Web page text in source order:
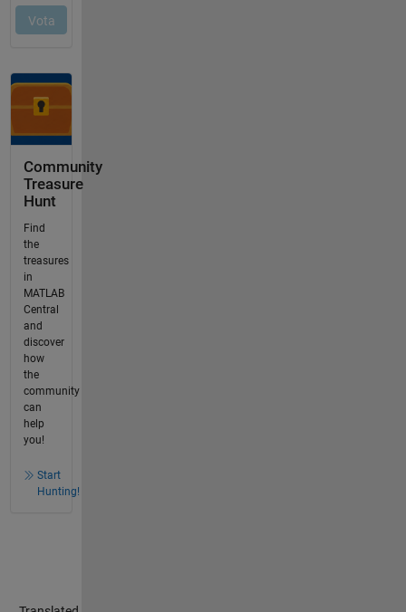
Community
Treasure
Hunt
Find
the
treasures
in
MATLAB
Central
and
discover
how
the
community
can
help
you!
Start
Hunting!